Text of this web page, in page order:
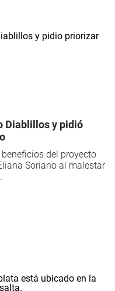
Diablillos y pidió
del proyecto
Soriano al malestar